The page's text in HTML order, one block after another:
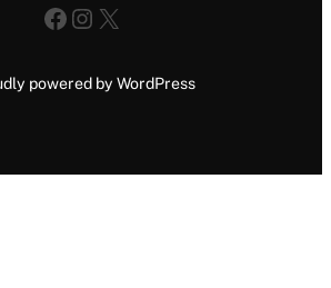
Facebook
Instagram
X
powered by WordPress